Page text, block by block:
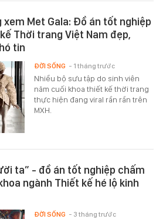
xem Met Gala: Đồ án tốt nghiệp
Thời trang Việt Nam đẹp,
tin
Nhiều bộ sưu tập do sinh viên
năm cuối khoa thiết kế thời trang
thực hiện đang viral rần rần trên
MXH.
ĐỜI SỐNG - 1 tháng trước
ta” - đồ án tốt nghiệp chấm
ngành Thiết kế hé lộ kinh
ĐỜI SỐNG - 3 tháng trước